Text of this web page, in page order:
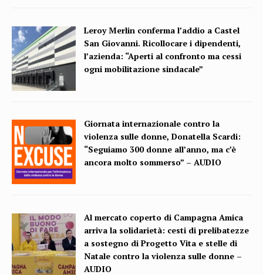
Leroy Merlin conferma l’addio a Castel
San Giovanni. Ricollocare i dipendenti,
l’azienda: “Aperti al confronto ma cessi
ogni mobilitazione sindacale”
Giornata internazionale contro la
violenza sulle donne, Donatella Scardi:
“Seguiamo 300 donne all’anno, ma c’è
ancora molto sommerso” – AUDIO
Al mercato coperto di Campagna Amica
arriva la solidarietà: cesti di prelibatezze
a sostegno di Progetto Vita e stelle di
Natale contro la violenza sulle donne –
AUDIO